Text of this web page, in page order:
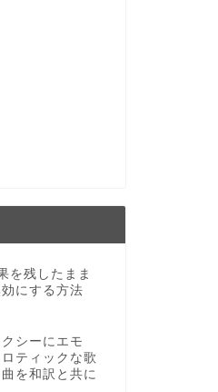
を残したまま
にする方法
クシーにエモ
ティックな歌
を和訳と共に